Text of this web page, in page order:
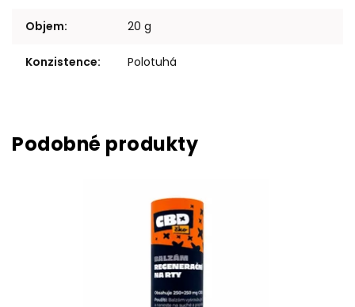
Objem: 20 g
Konzistence: Polotuhá